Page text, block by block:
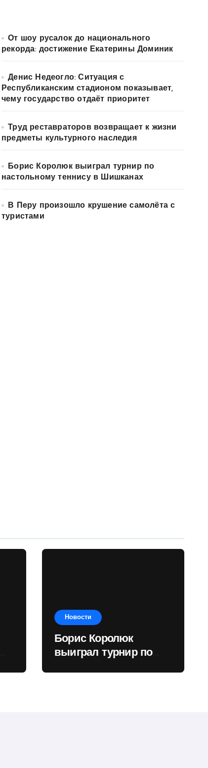
От шоу русалок до национального
рекорда: достижение Екатерины Доминик
Денис Недеогло: Ситуация с
Республиканским стадионом показывает,
чему государство отдаёт приоритет
Труд реставраторов возвращает к жизни
предметы культурного наследия
Борис Королюк выиграл турнир по
настольному теннису в Шишканах
В Перу произошло крушение самолёта с
туристами
Новости
Борис Королюк
выиграл турнир по